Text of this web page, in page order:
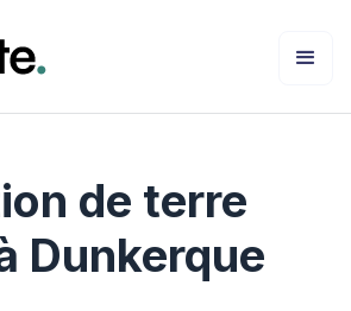
de terre
Dunkerque